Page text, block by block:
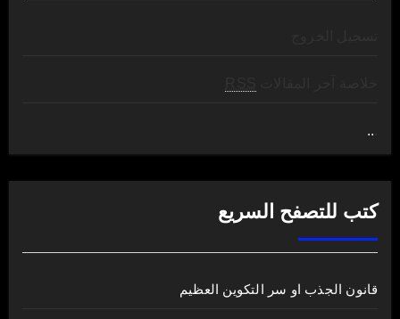
..
كتب للتصفح السريع
قانون الجذب او سر التكوين العظيم